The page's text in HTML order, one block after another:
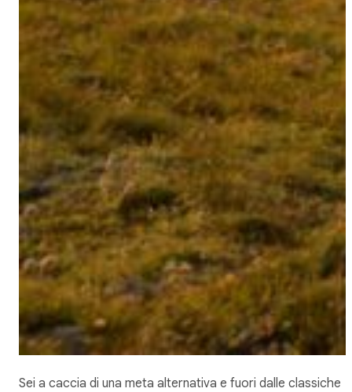
Sei a caccia di una meta alternativa e fuori dalle classiche